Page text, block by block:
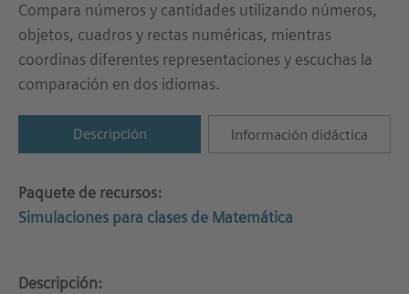
Compara números y cantidades utilizando números,
objetos, cuadros y rectas numéricas, mientras
coordinas diferentes representaciones y escuchas la
comparación en dos idiomas.
Descripción Información didáctica
Paquete de recursos:
Simulaciones para clases de Matemática
Descripción: